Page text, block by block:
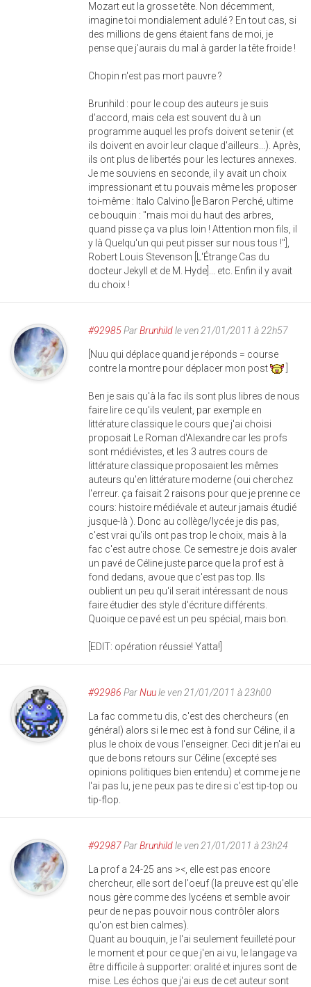
Mozart eut la grosse tête. Non décemment,
imagine toi mondialement adulé ? En tout cas, si
des millions de gens étaient fans de moi, je
pense que j'aurais du mal à garder la tête froide !
Chopin n'est pas mort pauvre ?
Brunhild : pour le coup des auteurs je suis
d'accord, mais cela est souvent du à un
programme auquel les profs doivent se tenir (et
ils doivent en avoir leur claque d'ailleurs...). Après,
ils ont plus de libertés pour les lectures annexes.
Je me souviens en seconde, il y avait un choix
impressionant et tu pouvais même les proposer
toi-même : Italo Calvino [le Baron Perché, ultime
ce bouquin : "mais moi du haut des arbres,
quand pisse ça va plus loin ! Attention mon fils, il
y là Quelqu'un qui peut pisser sur nous tous !"],
Robert Louis Stevenson [L'Étrange Cas du
docteur Jekyll et de M. Hyde]... etc. Enfin il y avait
du choix !
#92985ParBrunhildle ven 21/01/2011 à 22h57
[Nuu qui déplace quand je réponds = course
contre la montre pour déplacer mon post
Ben je sais qu'à la fac ils sont plus libres de nous
faire lire ce qu'ils veulent, par exemple en
littérature classique le cours que j'ai choisi
proposait Le Roman d'Alexandre car les profs
sont médiévistes, et les 3 autres cours de
littérature classique proposaient les mêmes
auteurs qu'en littérature moderne (oui cherchez
l'erreur. ça faisait 2 raisons pour que je prenne ce
cours: histoire médiévale et auteur jamais étudié
jusque-là ). Donc au collège/lycée je dis pas,
c'est vrai qu'ils ont pas trop le choix, mais à la
fac c'est autre chose. Ce semestre je dois avaler
un pavé de Céline juste parce que la prof est à
fond dedans, avoue que c'est pas top. Ils
oublient un peu qu'il serait intéressant de nous
faire étudier des style d'écriture différents.
Quoique ce pavé est un peu spécial, mais bon.
[EDIT: opération réussie! Yatta!]
#92986 ParNuule ven 21/01/2011 à 23h00
La fac comme tu dis, c'est des chercheurs (en
général) alors si le mec est à fond sur Céline, il a
plus le choix de vous l'enseigner. Ceci dit je n'ai eu
que de bons retours sur Céline (excepté ses
opinions politiques bien entendu) et comme je ne
l'ai pas lu, je ne peux pas te dire si c'est tip-top ou
tip-flop.
#92987ParBrunhildle ven 21/01/2011 à 23h24
La prof a 24-25 ans ><, elle est pas encore
chercheur, elle sort de l'oeuf (la preuve est qu'elle
nous gère comme des lycéens et semble avoir
peur de ne pas pouvoir nous contrôler alors
qu'on est bien calmes).
Quant au bouquin, je l'ai seulement feuilleté pour
le moment et pour ce que j'en ai vu, le langage va
être difficile à supporter: oralité et injures sont de
mise. Les échos que j'ai eus de cet auteur sont